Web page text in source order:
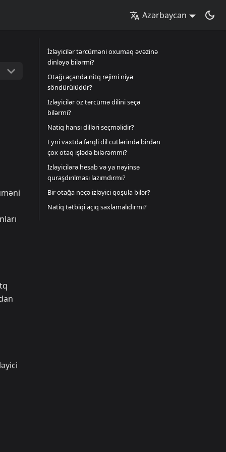
Azərbaycan
İzləyicilər tərcüməni oxumaq əvəzinə
dinləyə bilərmi?
Otağı açanda nitq rejimi niyə
söndürülüdür?
İzləyicilər öz tərcümə dilini seçə
bilərmi?
Natiq hansı dilləri seçməlidir?
Eyni vaxtda fərqli dil cütlərində birdən
çox otaq işlədə bilərəmmi?
İzləyicilərə hesab və ya nəyinsə
quraşdırılması lazımdırmı?
Bir otağa neçə izləyici qoşula bilər?
Natiq tətbiqi açıq saxlamalıdırmı?